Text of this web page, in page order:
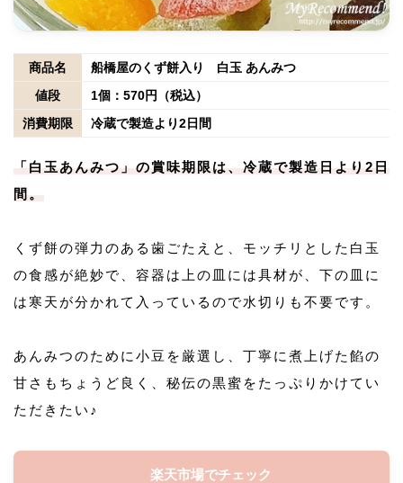
商品名
船橋屋のくず餅入り 白玉 あんみつ
値段
1個：570円（税込）
消費期限
冷蔵で製造より2日間
「白玉あんみつ」の賞味期限は、冷蔵で製造日より2日
間。
くず餅の弾力のある歯ごたえと、モッチリとした白玉
の食感が絶妙で、容器は上の皿には具材が、下の皿に
は寒天が分かれて入っているので水切りも不要です。
あんみつのために小豆を厳選し、丁寧に煮上げた餡の
甘さもちょうど良く、秘伝の黒蜜をたっぷりかけてい
ただきたい♪
楽天市場でチェック